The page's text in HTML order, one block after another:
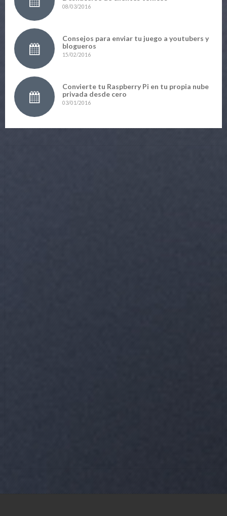
08/03/2016
Consejos para enviar tu juego a youtubers y
blogueros
15/02/2016
Convierte tu Raspberry Pi en tu propia nube
privada desde cero
03/01/2016